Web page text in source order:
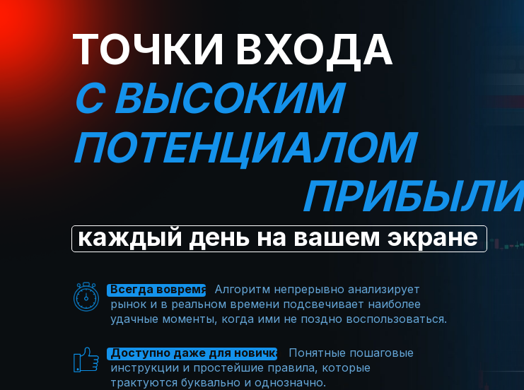
С ВЫСОКИМ
ПОТЕНЦИАЛОМ
каждый день на вашем экране
ПРИБЫЛИ
ТОЧКИ ВХОДА
Доступно даже для новичка
Понятные пошаговые
инструкции и простейшие правила, которые
трактуются буквально и однозначно.
Всегда вовремя
Алгоритм непрерывно анализирует
рынок и в реальном времени подсвечивает наиболее
удачные моменты, когда ими не поздно воспользоваться.